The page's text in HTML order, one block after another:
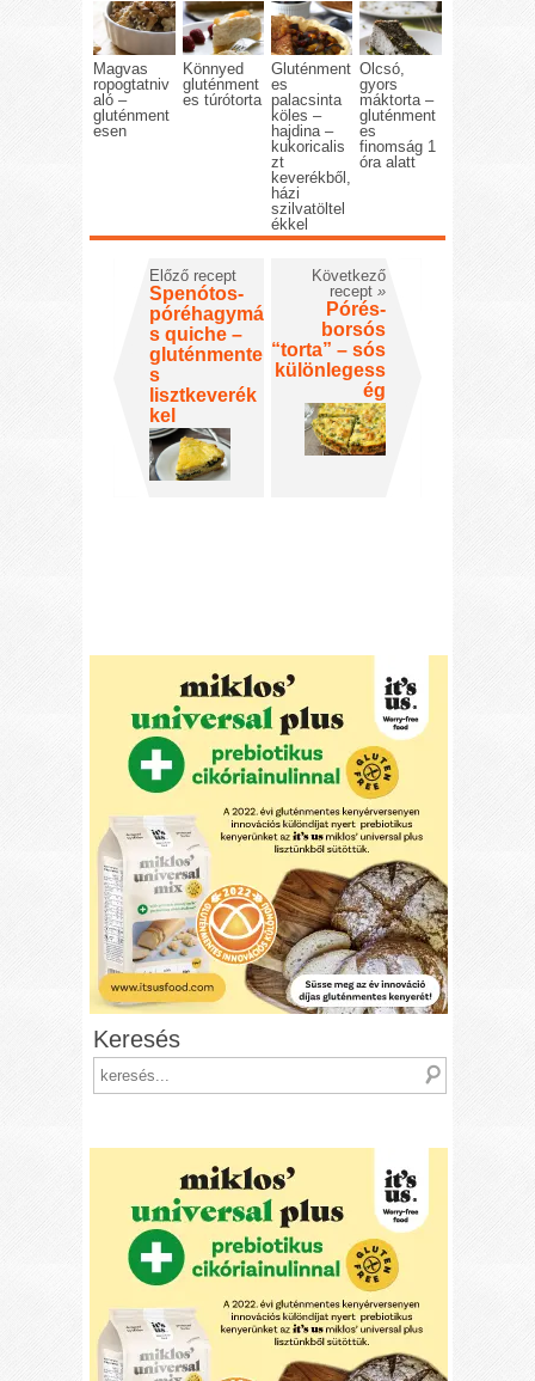
Magvas
ropogtatniv
aló –
gluténment
esen
Könnyed
gluténment
es túrótorta
Gluténment
es
palacsinta
köles –
hajdina –
kukoricalis
zt
keverékből,
házi
szilvatöltel
ékkel
Olcsó,
gyors
máktorta –
gluténment
es
finomság 1
óra alatt
Előző recept
Spenótos-
póréhagymá
s quiche –
gluténmente
s
lisztkeverék
kel
Következő
recept »
Pórés-
borsós
“torta” – sós
különlegess
ég
Keresés